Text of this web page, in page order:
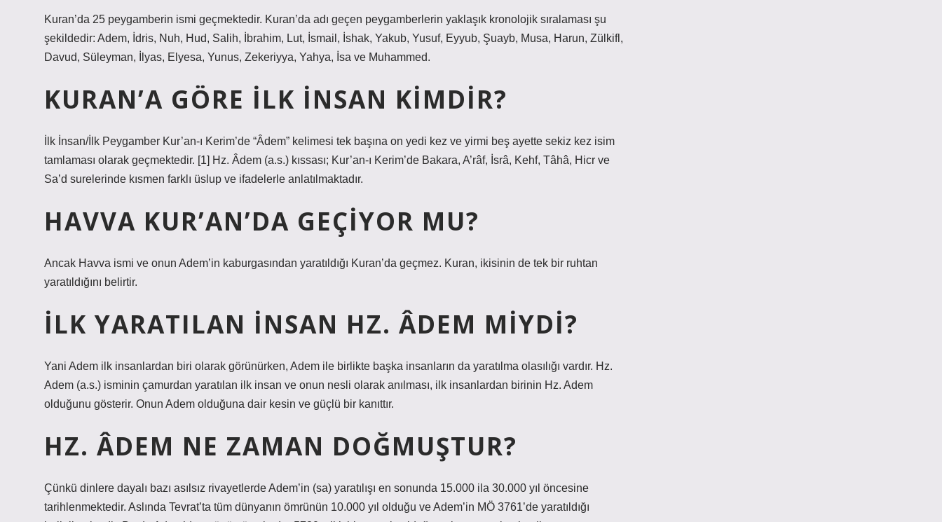
Kuran’da 25 peygamberin ismi geçmektedir. Kuran’da adı geçen peygamberlerin yaklaşık kronolojik sıralaması şu
şekildedir: Adem, İdris, Nuh, Hud, Salih, İbrahim, Lut, İsmail, İshak, Yakub, Yusuf, Eyyub, Şuayb, Musa, Harun, Zülkifl,
Davud, Süleyman, İlyas, Elyesa, Yunus, Zekeriyya, Yahya, İsa ve Muhammed.
KURAN’A GÖRE ILK INSAN KIMDIR?
İlk İnsan/İlk Peygamber Kur’an-ı Kerim’de “Âdem” kelimesi tek başına on yedi kez ve yirmi beş ayette sekiz kez isim
tamlaması olarak geçmektedir. [1] Hz. Âdem (a.s.) kıssası; Kur’an-ı Kerim’de Bakara, A’râf, İsrâ, Kehf, Tâhâ, Hicr ve
Sa’d surelerinde kısmen farklı üslup ve ifadelerle anlatılmaktadır.
HAVVA KUR’AN’DA GEÇIYOR MU?
Ancak Havva ismi ve onun Adem’in kaburgasından yaratıldığı Kuran’da geçmez. Kuran, ikisinin de tek bir ruhtan
yaratıldığını belirtir.
İLK YARATILAN INSAN HZ. ÂDEM MIYDI?
Yani Adem ilk insanlardan biri olarak görünürken, Adem ile birlikte başka insanların da yaratılma olasılığı vardır. Hz.
Adem (a.s.) isminin çamurdan yaratılan ilk insan ve onun nesli olarak anılması, ilk insanlardan birinin Hz. Adem
olduğunu gösterir. Onun Adem olduğuna dair kesin ve güçlü bir kanıttır.
HZ. ÂDEM NE ZAMAN DOĞMUŞTUR?
Çünkü dinlere dayalı bazı asılsız rivayetlerde Adem’in (sa) yaratılışı en sonunda 15.000 ila 30.000 yıl öncesine
tarihlenmektedir. Aslında Tevrat’ta tüm dünyanın ömrünün 10.000 yıl olduğu ve Adem’in MÖ 3761’de yaratıldığı